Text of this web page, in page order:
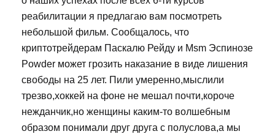
реабилитации я предлагаю вам посмотреть
небольшой фильм. Сообщалось, что
криптотрейдерам Паскалю Рейду и Msm Эспинозе
Powder может грозить наказание в виде лишения
свободы на 25 лет. Пили умеренно,мыслили
трезво,хоккей на фоне не мешал почти,короче
нежданчик,но женщины каким-то волшебным
образом понимали друг друга с полуслова,а мы